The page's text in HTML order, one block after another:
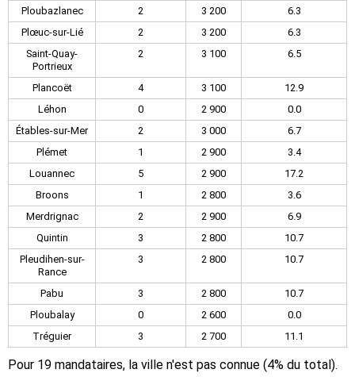
Ploubazlanec
2 3 200
6.3
Plœuc-sur-Lié
2 3 200
6.3
Saint-Quay-
Portrieux
2 3 100 6.5
Plancoët 4 3 100
12.9
Léhon
0 2 900
0.0
Étables-sur-Mer
2 3 000
6.7
Plémet
1 2 900
3.4
Louannec
5 2 900
17.2
Broons
1 2 800
3.6
Merdrignac
2 2 900
6.9
Quintin
3 2 800
10.7
Pleudihen-sur-
Rance
3 2 800 10.7
Pabu 3 2 800
10.7
Ploubalay
0 2 600
0.0
Tréguier
3 2 700 11.1
Pour 19 mandataires, la ville n'est pas connue (4% du total).